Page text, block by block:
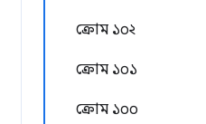
ক্রোম ১০২
ক্রোম ১০১
ক্রোম ১০০